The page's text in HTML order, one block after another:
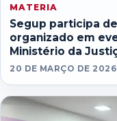
MATERIA
Segup participa
organizado em
Ministério da
20 DE MARÇO DE 2026